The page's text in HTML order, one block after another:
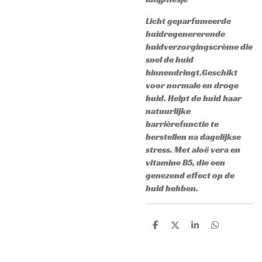
Licht geparfumeerde
huidregenererende
huidverzorgingscrème die
snel de huid
binnendringt.Geschikt
voor normale en droge
huid. Helpt de huid haar
natuurlijke
barrièrefunctie te
herstellen na dagelijkse
stress. Met aloëvera en
vitamine B5, die een
genezend effect op de
huid hebben.
D
D
S
D